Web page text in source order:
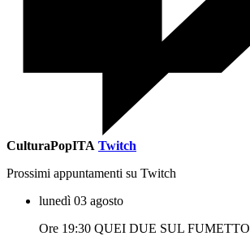
CulturaPopITA Twitch
Prossimi appuntamenti su Twitch
lunedì 03 agosto
Ore 19:30 QUEI DUE SUL FUMETTO